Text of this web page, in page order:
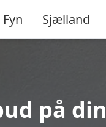
Fyn Sjælland
på